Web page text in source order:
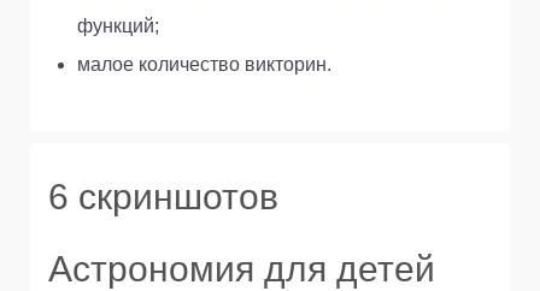
функций;
малое количество викторин.
6 скриншотов
Астрономия для детей